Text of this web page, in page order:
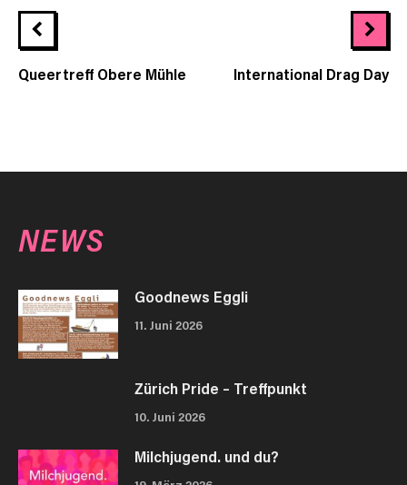
Queertreff Obere Mühle International Drag Day
NEWS
Goodnews Eggli
11. Juni 2026
Zürich Pride – Treffpunkt
10. Juni 2026
Milchjugend. und du?